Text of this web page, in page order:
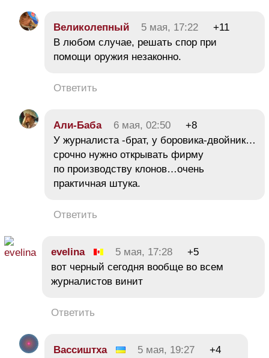
Великолепный 5 мая, 17:22
+11
В любом случае, решать спор при
помощи оружия незаконно.
Ответить
Али-Баба 6 мая, 02:50
+8
У журналиста -брат, у боровика-двойник…
срочно нужно открывать фирму
по производству клонов…очень
практичная штука.
Ответить
evelina 5 мая, 17:28
+5
вот черный сегодня вообще во всем
журналистов винит
Ответить
Вассиштха 5 мая, 19:27
+4